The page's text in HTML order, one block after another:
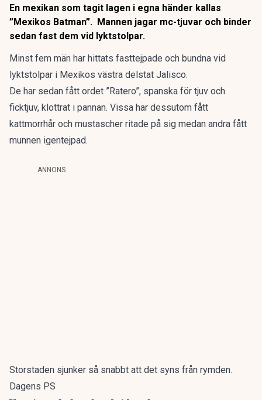
En mexikan som tagit lagen i egna händer kallas
”Mexikos Batman”. Mannen jagar mc-tjuvar och binder
sedan fast dem vid lyktstolpar.
Minst fem män har hittats fasttejpade och bundna vid
lyktstolpar i Mexikos västra delstat Jalisco.
De har sedan fått ordet ”Ratero”, spanska för tjuv och
ficktjuv, klottrat i pannan. Vissa har dessutom fått
kattmorrhår och mustascher ritade på sig medan andra fått
munnen igentejpad.
ANNONS
Storstaden sjunker så snabbt att det syns från rymden.
Dagens PS